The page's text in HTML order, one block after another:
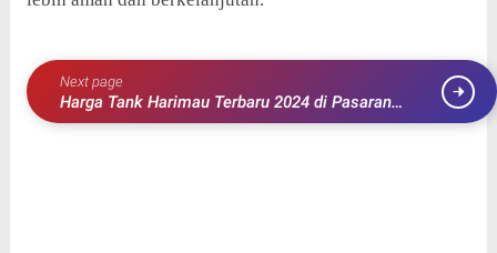
Next page
Harga Tank Harimau Terbaru 2024 di Pasaran
Indonesia